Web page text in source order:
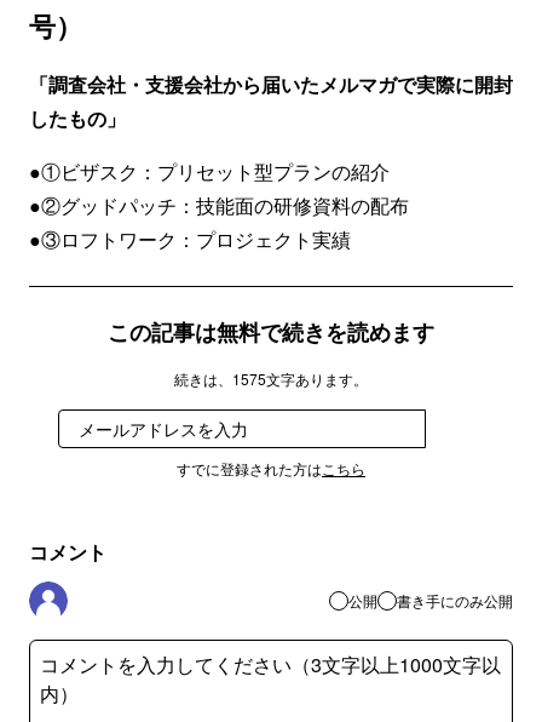
号）
「調査会社・支援会社から届いたメルマガで実際に開封
したもの」
●①ビザスク：プリセット型プランの紹介
●②グッドパッチ：技能面の研修資料の配布
●③ロフトワーク：プロジェクト実績
この記事は無料で続きを読めます
続きは、1575文字あります。
すでに登録された方は こちら
コメント
公開 書き手にのみ公開